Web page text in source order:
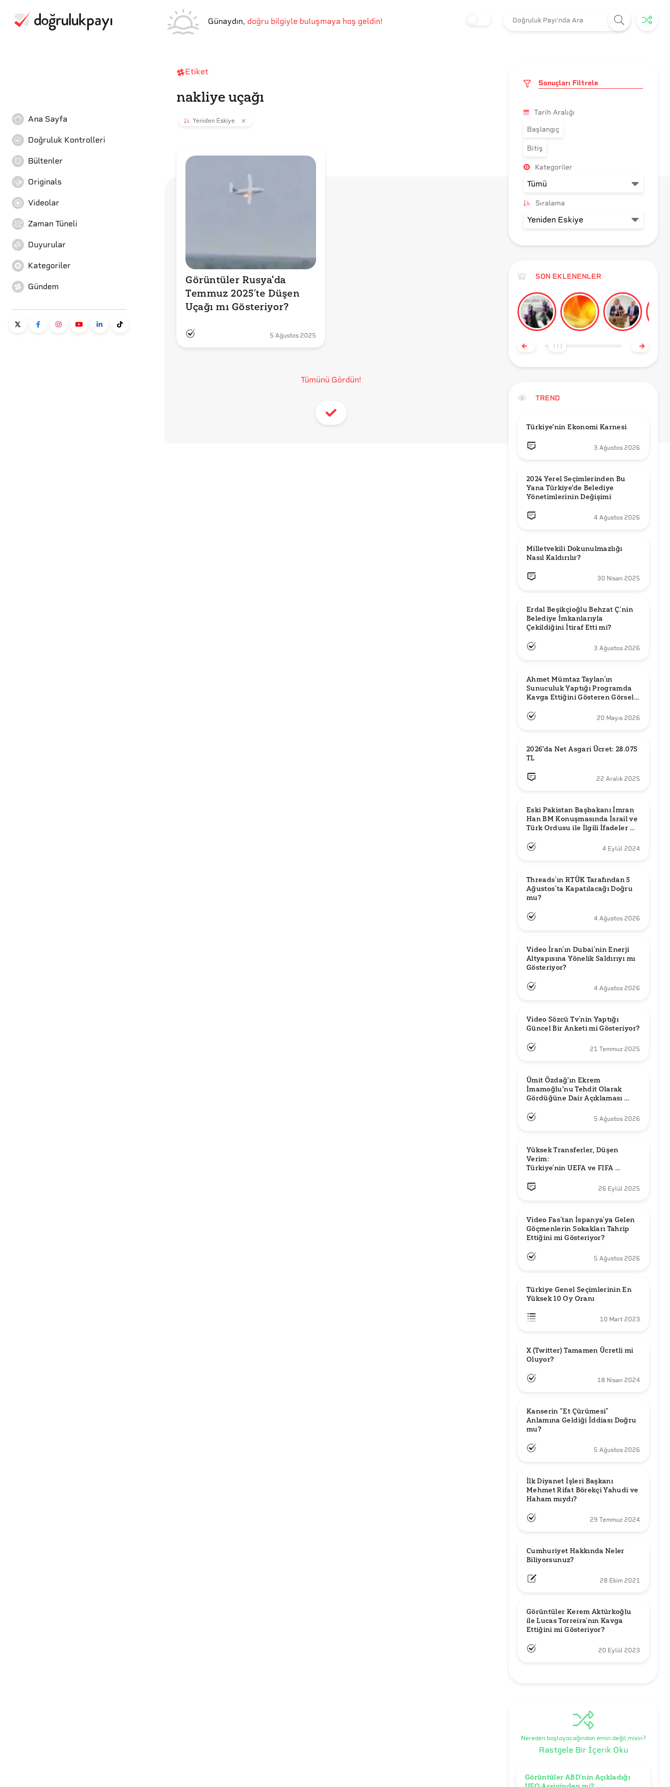
Günaydın, doğru bilgiyle buluşmaya hoş geldin!
Ana Sayfa
Doğruluk Kontrolleri
Bültenler
Originals
Videolar
Zaman Tüneli
Duyurular
Kategoriler
Gündem
Etiket
nakliye uçağı
Yeniden Eskiye
Görüntüler Rusya'da
Temmuz 2025’te Düşen
Uçağı mı Gösteriyor?
5 Ağustos 2025
Tümünü Gördün!
Sonuçları Filtrele
Tarih Aralığı
Başlangıç
Bitiş
Kategoriler
Sıralama
SON EKLENENLER
TREND
Türkiye'nin Ekonomi Karnesi
3 Ağustos 2026
2024 Yerel Seçimlerinden Bu
Yana Türkiye'de Belediye
Yönetimlerinin Değişimi
4 Ağustos 2026
Milletvekili Dokunulmazlığı
Nasıl Kaldırılır?
30 Nisan 2025
Erdal Beşikçioğlu Behzat Ç.’nin
Belediye İmkanlarıyla
3 Ağustos 2026
Ahmet Mümtaz Taylan’ın
Sunuculuk Yaptığı Programda
Kavga Ettiğini Gösteren Görsel
20 Mayıs 2026
2026'da Net Asgari Ücret: 28.075
TL
22 Aralık 2025
Eski Pakistan Başbakanı İmran
Han BM Konuşmasında İsrail ve
Türk Ordusu ile İlgili İfadeler mi
4 Eylül 2024
Threads’ın RTÜK Tarafından 5
Ağustos’ta Kapatılacağı Doğru
mu?
4 Ağustos 2026
Video İran’ın Dubai’nin Enerji
Altyapısına Yönelik Saldırıyı mı
Gösteriyor?
4 Ağustos 2026
Video Sözcü Tv’nin Yaptığı
Güncel Bir Anketi mi Gösteriyor?
21 Temmuz 2025
Ümit Özdağ'ın Ekrem
İmamoğlu'nu Tehdit Olarak
Gördüğüne Dair Açıklaması
5 Ağustos 2026
Yüksek Transferler, Düşen
Verim:
Türkiye’nin UEFA ve FIFA
26 Eylül 2025
Video Fas’tan İspanya’ya Gelen
Göçmenlerin Sokakları Tahrip
Ettiğini mi Gösteriyor?
5 Ağustos 2026
Türkiye Genel Seçimlerinin En
Yüksek 10 Oy Oranı
10 Mart 2023
X (Twitter) Tamamen Ücretli mi
Oluyor?
18 Nisan 2024
Kanserin “Et Çürümesi”
Anlamına Geldiği İddiası Doğru
mu?
5 Ağustos 2026
İlk Diyanet İşleri Başkanı
Mehmet Rifat Börekçi Yahudi ve
Haham mıydı?
29 Temmuz 2024
Cumhuriyet Hakkında Neler
Biliyorsunuz?
28 Ekim 2021
Görüntüler Kerem Aktürkoğlu
ile Lucas Torreira’nın Kavga
Ettiğini mi Gösteriyor?
20 Eylül 2023
Nereden başlayacağından emin değil misin?
Rastgele Bir İçerik Oku
Görüntüler ABD’nin Açıkladığı